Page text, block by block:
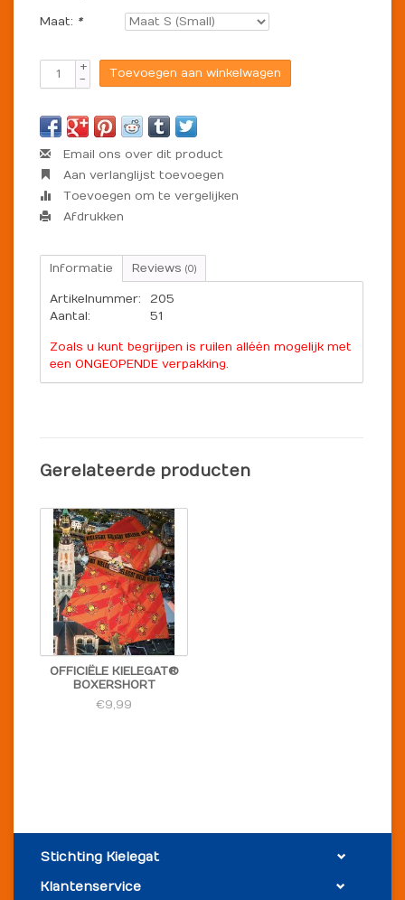
Maat: *
+
-
Toevoegen aan winkelwagen
Email ons over dit product
Aan verlanglijst toevoegen
Toevoegen om te vergelijken
Afdrukken
Informatie Reviews (0)
Artikelnummer:
205
Aantal:
51
Zoals u kunt begrijpen is ruilen alléén mogelijk met
een ONGEOPENDE verpakking.
Gerelateerde producten
OFFICIËLE KIELEGAT®
BOXERSHORT
€9,99
Stichting Kielegat
Klantenservice